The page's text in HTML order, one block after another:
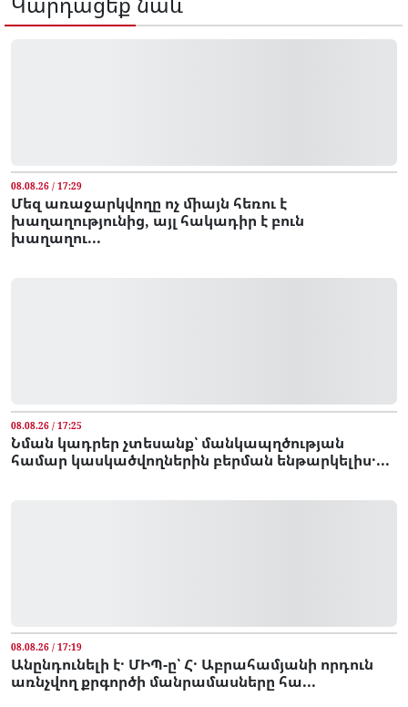
08.08.26 / 17:29
Մեզ առաջարկվողը ոչ միայն հեռու է
խաղաղությունից, այլ հակադիր է բուն
խաղաղու...
08.08.26 / 17:25
Նման կադրեր չտեսանք՝ մանկապղծության
համար կասկածվողներին բերման ենթարկելիս․...
08.08.26 / 17:19
Անընդունելի է․ ՄԻՊ-ը՝ Հ․ Աբրահամյանի որդուն
առնչվող քրգործի մանրամասները հա...